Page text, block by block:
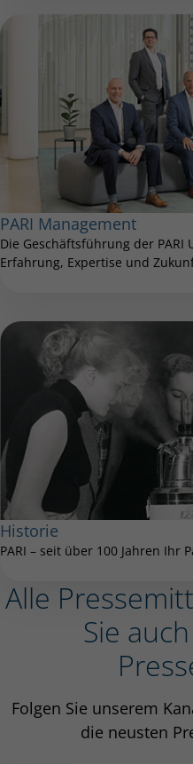
PARI Management
Die Geschäftsführung der
Erfahrung, Expertise und
Historie
PARI – seit über 100 Jahren Ihr
Alle
Sie
Folgen Sie unserem
die neusten